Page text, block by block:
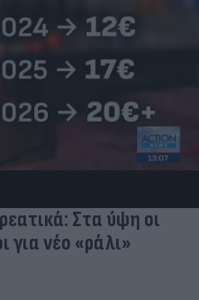
Στα ύψη οι
για νέο «ράλι»